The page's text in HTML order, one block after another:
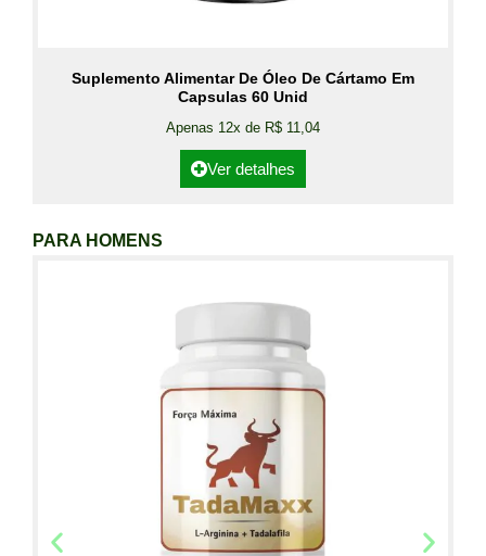
Suplemento Alimentar De Óleo De Cártamo Em
Capsulas 60 Unid
Apenas 12x de R$ 11,04
Ver detalhes
PARA HOMENS